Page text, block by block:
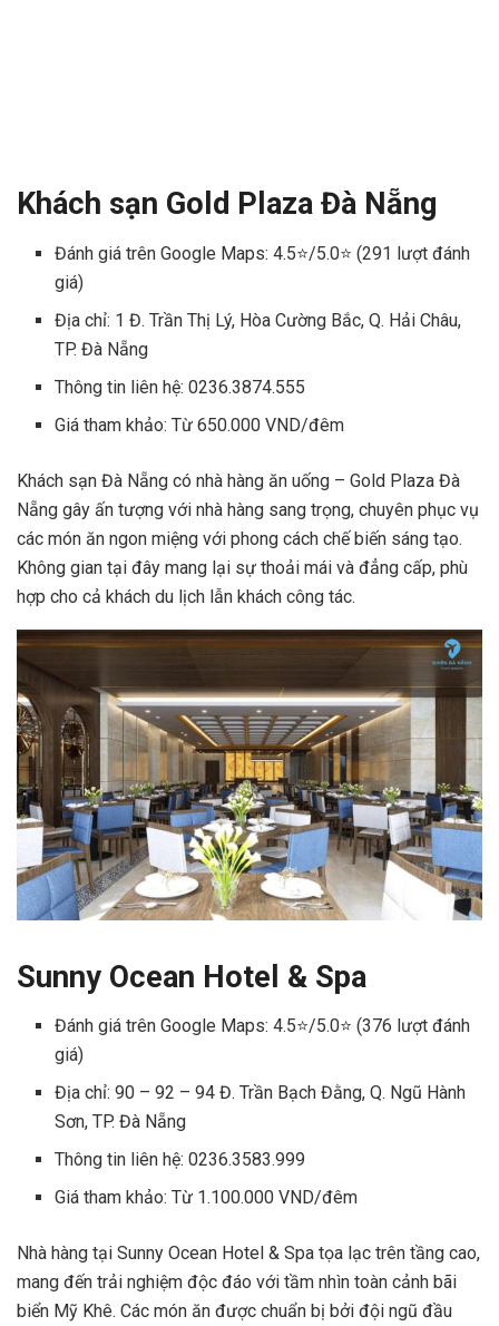
Khách sạn Gold Plaza Đà Nẵng
Đánh giá trên Google Maps: 4.5⭐/5.0⭐ (291 lượt đánh
giá)
Địa chỉ: 1 Đ. Trần Thị Lý, Hòa Cường Bắc, Q. Hải Châu,
TP. Đà Nẵng
Thông tin liên hệ: 0236.3874.555
Giá tham khảo: Từ 650.000 VND/đêm
Khách sạn Đà Nẵng có nhà hàng ăn uống – Gold Plaza Đà
Nẵng gây ấn tượng với nhà hàng sang trọng, chuyên phục vụ
các món ăn ngon miệng với phong cách chế biến sáng tạo.
Không gian tại đây mang lại sự thoải mái và đẳng cấp, phù
hợp cho cả khách du lịch lẫn khách công tác.
Sunny Ocean Hotel & Spa
Đánh giá trên Google Maps: 4.5⭐/5.0⭐ (376 lượt đánh
giá)
Địa chỉ: 90 – 92 – 94 Đ. Trần Bạch Đằng, Q. Ngũ Hành
Sơn, TP. Đà Nẵng
Thông tin liên hệ: 0236.3583.999
Giá tham khảo: Từ 1.100.000 VND/đêm
Nhà hàng tại Sunny Ocean Hotel & Spa tọa lạc trên tầng cao,
mang đến trải nghiệm độc đáo với tầm nhìn toàn cảnh bãi
biển Mỹ Khê. Các món ăn được chuẩn bị bởi đội ngũ đầu